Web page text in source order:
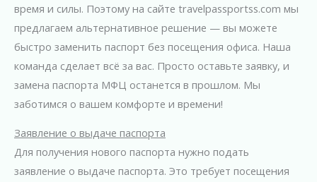
время и силы. Поэтому на сайте travelpassportss.com мы
предлагаем альтернативное решение — вы можете
быстро заменить паспорт без посещения офиса. Наша
команда сделает всё за вас. Просто оставьте заявку, и
замена паспорта МФЦ останется в прошлом. Мы
заботимся о вашем комфорте и времени!
Заявление о выдаче паспорта
Для получения нового паспорта нужно подать
заявление о выдаче паспорта. Это требует посещения